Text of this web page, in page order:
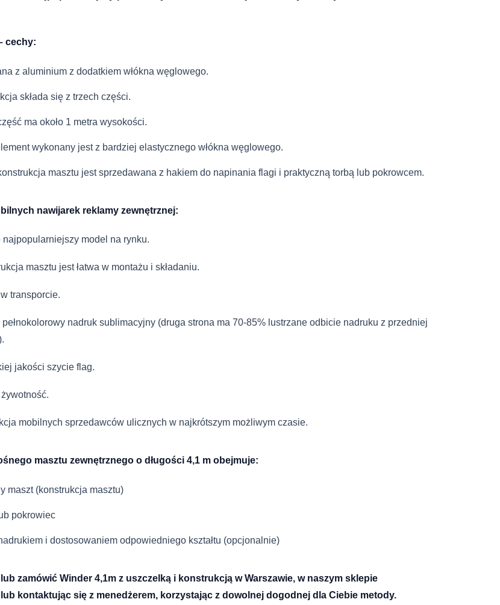
cechy:
z aluminium z dodatkiem włókna węglowego.
składa się z trzech części.
ma około 1 metra wysokości.
wykonany jest z bardziej elastycznego włókna węglowego.
masztu jest sprzedawana z hakiem do napinania flagi i praktyczną torbą lub pokrowcem.
nawijarek reklamy zewnętrznej:
najpopularniejszy model na rynku.
masztu jest łatwa w montażu i składaniu.
transporcie.
pełnokolorowy nadruk sublimacyjny (druga strona ma 70-85% lustrzane odbicie nadruku z przedniej
jakości szycie flag.
żywotność.
mobilnych sprzedawców ulicznych w najkrótszym możliwym czasie.
masztu zewnętrznego o długości 4,1 m obejmuje:
maszt (konstrukcja masztu)
pokrowiec
i dostosowaniem odpowiedniego kształtu (opcjonalnie)
zamówić Winder 4,1m z uszczelką i konstrukcją w Warszawie, w naszym sklepie
kontaktując się z menedżerem, korzystając z dowolnej dogodnej dla Ciebie metody.